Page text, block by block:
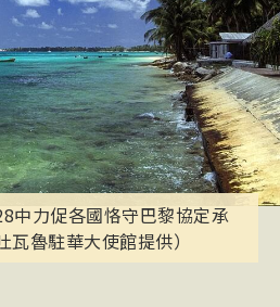
中力促各國恪守巴黎協定承
魯駐華大使館提供）